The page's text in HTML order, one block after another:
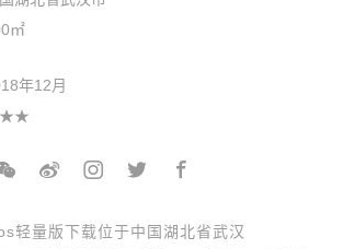
㎡
年12月
轻量版下载位于中国湖北省武汉